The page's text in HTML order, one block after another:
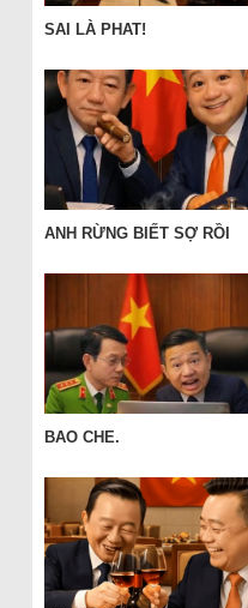
SAI LÀ PHAT!
ANH RỪNG BIẾT SỢ RỒI
BAO CHE.